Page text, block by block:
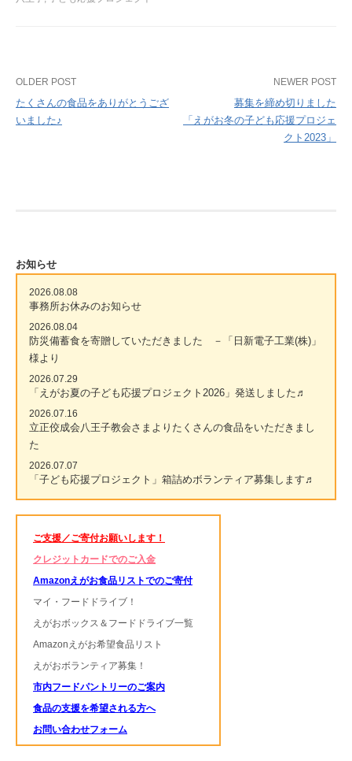
Post
navigation
OLDER POST
たくさんの食品をありがとうござ
いました♪
NEWER POST
募集を締め切りました
「えがお冬の子ども応援プロジェ
クト2023」
お知らせ
2026.08.08
事務所お休みのお知らせ
2026.08.04
防災備蓄食を寄贈していただきました －「日新電子工業(株)」
様より
2026.07.29
「えがお夏の子ども応援プロジェクト2026」発送しました♬
2026.07.16
立正佼成会八王子教会さまよりたくさんの食品をいただきまし
た
2026.07.07
「子ども応援プロジェクト」箱詰めボランティア募集します♬
ご支援／ご寄付お願いします！
クレジットカードでのご入金
Amazonえがお食品リストでのご寄付
マイ・フードドライブ！
えがおボックス＆フードドライブ一覧
Amazonえがお希望食品リスト
えがおボランティア募集！
市内フードパントリーのご案内
食品の支援を希望される方へ
お問い合わせフォーム